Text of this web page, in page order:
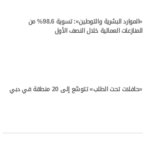
«الموارد البشرية والتوطين»: تسوية 98.6% من
المنازعات العمالية خلال النصف الأول
«حافلات تحت الطلب» تتوسّع إلى 20 منطقة في دبي